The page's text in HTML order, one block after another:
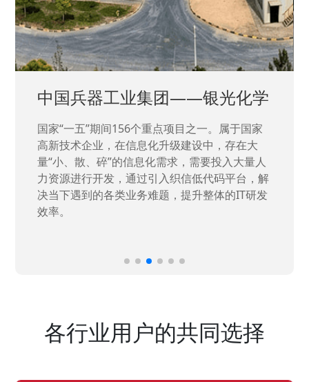
中国兵器工业集团——银光化学
国家“一五”期间156个重点项目之一。属于国家
高新技术企业，在信息化升级建设中，存在大
量“小、散、碎”的信息化需求，需要投入大量人
力资源进行开发，通过引入织信低代码平台，解
决当下遇到的各类业务难题，提升整体的IT研发
效率。
各行业用户的共同选择